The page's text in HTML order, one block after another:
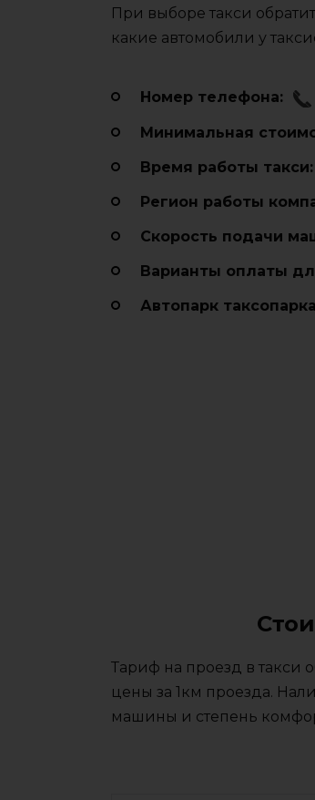
При выборе такси
какие автомобили у
Номер телефона:
Минимальная
Время работы такси:
Регион работы
Cкорость подачи
Варианты оплаты
Автопарк
Тариф на проезд в такси
цены за 1км проезда.
машины и степень